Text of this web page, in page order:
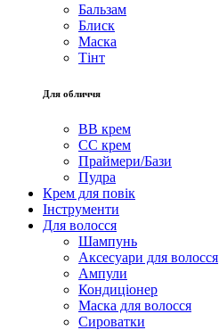
Бальзам
Блиск
Маска
Тінт
Для обличчя
BB крем
CC крем
Праймери/Бази
Пудра
Крем для повік
Інструменти
Для волосся
Шампунь
Аксесуари для волосся
Ампули
Кондиціонер
Маска для волосся
Сироватки